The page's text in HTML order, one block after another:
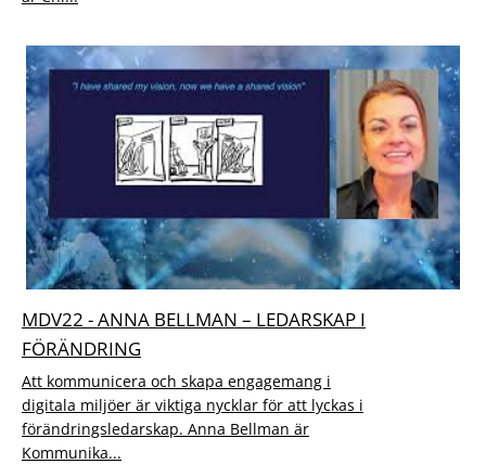
MDV22 - ANNA BELLMAN – LEDARSKAP I
FÖRÄNDRING
Att kommunicera och skapa engagemang i
digitala miljöer är viktiga nycklar för att lyckas i
förändringsledarskap. Anna Bellman är
Kommunika...